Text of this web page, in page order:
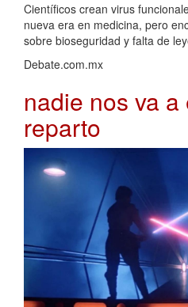
Científicos crean virus
nueva era en medicina, pero
sobre bioseguridad y falta de
Debate.com.mx
nadie nos va a
reparto